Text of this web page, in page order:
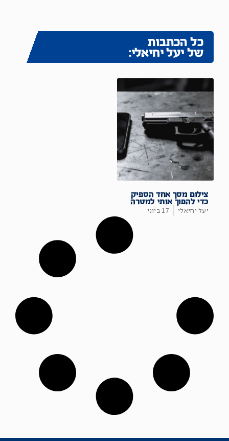
כל הכתבות
של יעל יחיאלי:
צילום מסך אחד הספיק
כדי להפוך אותי למטרה
יעל יחיאלי 17 ביוני